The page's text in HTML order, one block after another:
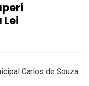
Carlos de Souza